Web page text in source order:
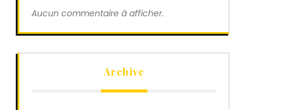
Aucun commentaire à afficher.
Archive